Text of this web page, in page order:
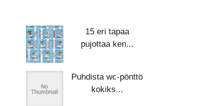
15 eri tapaa
pujottaa ken...
Puhdista wc-pönttö
kokiks...